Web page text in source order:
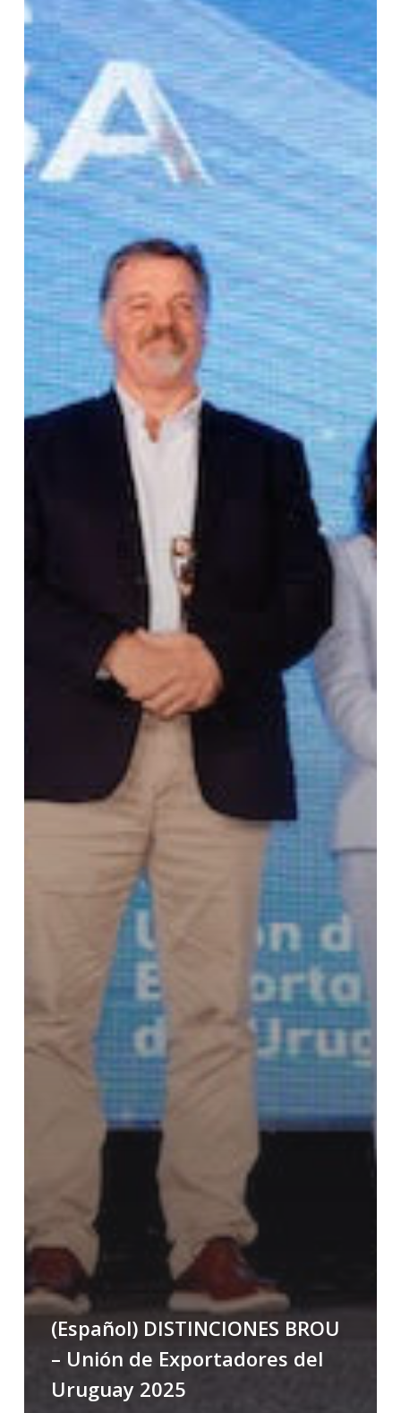
(Español) DISTINCIONES BROU
– Unión de Exportadores del
Uruguay 2025